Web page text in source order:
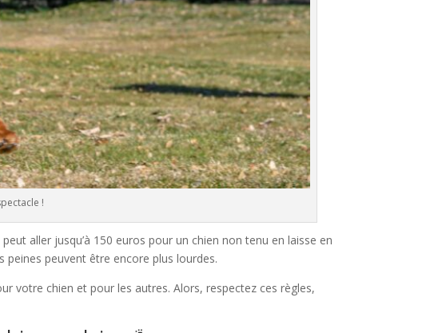
!
aller jusqu’à 150 euros pour un chien non tenu en laisse en
peines peuvent être encore plus lourdes.
votre chien et pour les autres. Alors, respectez ces règles,